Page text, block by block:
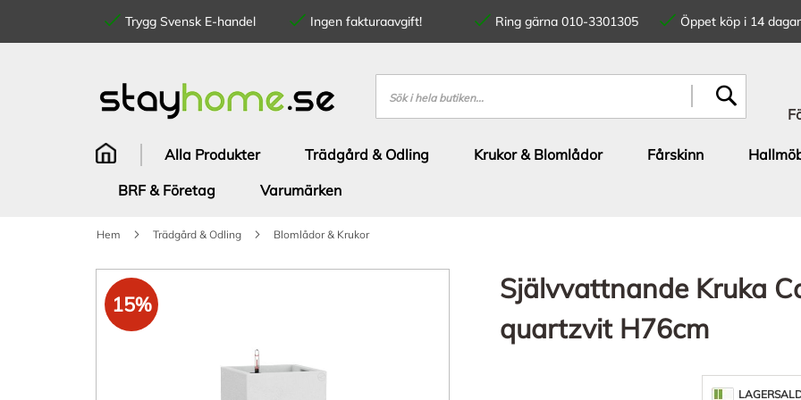
Trygg Svensk E-handel Ingen fakturaavgift! Ring gärna 010-3301305
Öppet köp i 14
innehållet
Sök
Alla Produkter Trädgård & Odling Krukor & Blomlådor Fårskinn
BRF & Företag
Varumärken
Hem Trädgård & Odling Blomlådor & Krukor
Hoppa
till
slutet15%
Självvattnande Kruka
quartzvit H76cm